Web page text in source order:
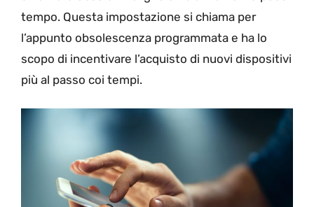
tempo. Questa impostazione si chiama per
l’appunto obsolescenza programmata e ha lo
scopo di incentivare l’acquisto di nuovi dispositivi
più al passo coi tempi.